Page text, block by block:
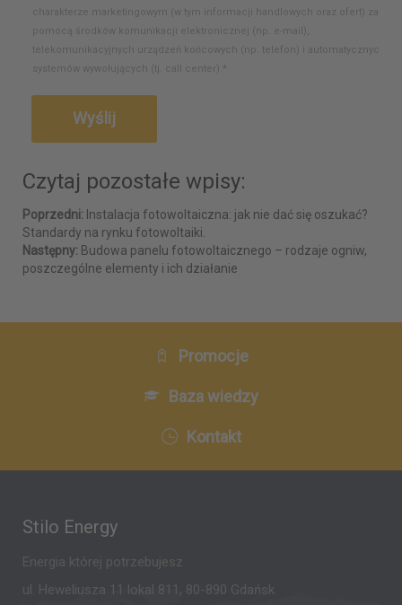
charakterze marketingowym (w tym informacji handlowych oraz ofert) za
pomocą środków komunikacji elektronicznej (np. e-mail),
telekomunikacyjnych urządzeń końcowych (np. telefon) i automatycznych
systemów wywołujących (tj. call center).*
Czytaj pozostałe wpisy:
Poprzedni: Instalacja fotowoltaiczna: jak nie dać się oszukać?
Standardy na rynku fotowoltaiki.
Następny: Budowa panelu fotowoltaicznego – rodzaje ogniw,
poszczególne elementy i ich działanie
Promocje
Baza wiedzy
Kontakt
Stilo Energy
Energia której potrzebujesz
ul. Heweliusza 11 lokal 811, 80-890 Gdańsk